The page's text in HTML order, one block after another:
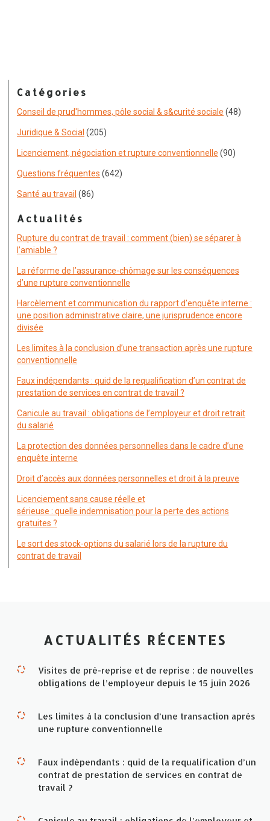
Catégories
Conseil de prud'hommes, pôle social & s&curité sociale (48)
Juridique & Social (205)
Licenciement, négociation et rupture conventionnelle (90)
Questions fréquentes (642)
Santé au travail (86)
Actualités
Rupture du contrat de travail : comment (bien) se séparer à
l’amiable ?
La réforme de l’assurance-chômage sur les conséquences
d’une rupture conventionnelle
Harcèlement et communication du rapport d’enquête interne :
une position administrative claire, une jurisprudence encore
divisée
Les limites à la conclusion d’une transaction après une rupture
conventionnelle
Faux indépendants : quid de la requalification d’un contrat de
prestation de services en contrat de travail ?
Canicule au travail : obligations de l’employeur et droit retrait
du salarié
La protection des données personnelles dans le cadre d’une
enquête interne
Droit d’accès aux données personnelles et droit à la preuve
Licenciement sans cause réelle et
sérieuse : quelle indemnisation pour la perte des actions
gratuites ?
Le sort des stock-options du salarié lors de la rupture du
contrat de travail
ACTUALITÉS RÉCENTES
Visites de pré-reprise et de reprise : de nouvelles
obligations de l’employeur depuis le 15 juin 2026
Les limites à la conclusion d’une transaction après
une rupture conventionnelle
Faux indépendants : quid de la requalification d’un
contrat de prestation de services en contrat de
travail ?